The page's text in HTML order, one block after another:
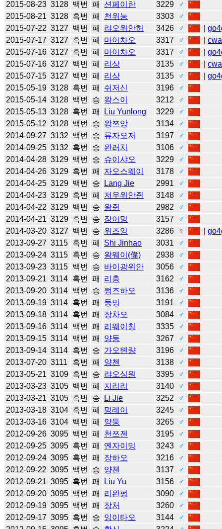
2015-08-23 3128 백번 패 션페이란 3229
♂
2015-08-21 3128 흑번 패 천위눙 3303
♂
2015-07-22 3127 백번 패 랴오위안허 3426 ♂ |
2015-07-17 3127 흑번 패 마이차오 3317 ♂ |cwa
2015-07-16 3127 흑번 패 마이차오 3317 ♂ |
2015-07-16 3127 백번 패 리샹 3135 ♂ |cwa
2015-07-15 3127 백번 패 리샹 3135 ♂ |
2015-05-19 3128 흑번 패 쉬저신 3196
♂
2015-05-14 3128 백번 승 왕스이 3212
♂
2015-05-13 3128 흑번 패 Liu Yunlong 3229
♂
2015-05-12 3128 백번 승 왕쯔앙 3134
♂
2014-09-27 3132 백번 승 류자오저 3197
♂
2014-09-25 3132 흑번 승 완러치 3106
♂
2014-04-28 3129 백번 승 슈이샤오 3229
♂
2014-04-26 3129 흑번 패 자오스웨이 3178
♂
2014-04-25 3129 백번 승 Lang Jie 2991
♂
2014-04-23 3129 흑번 패 저우위안쥔 3148
♂
2014-04-22 3129 백번 승 왕쥔 2982
♂
2014-04-21 3129 흑번 승 장이밍 3157
♂
2014-03-20 3127 백번 승 위즈잉 3286 ♀ |
2013-09-27 3115 흑번 패 Shi Jinhao 3031
♂
2013-09-24 3115 흑번 승 왕웨이(偉) 2938
♂
2013-09-23 3115 백번 승 바이광위안 3056
♂
2013-09-21 3114 흑번 패 리충 3162
♂
2013-09-20 3114 백번 승 쩡즈하오 3136
♂
2013-09-19 3114 흑번 패 둥밍 3191
♂
2013-09-18 3114 흑번 패 장차오 3084
♂
2013-09-16 3114 백번 패 리웨이칭 3335
♂
2013-09-15 3114 백번 패 양둥 3267
♂
2013-09-14 3114 흑번 승 가오톈량 3196
♂
2013-07-20 3111 흑번 패 양첸 3138
♂
2013-05-21 3109 흑번 승 랴오싱원 3395
♂
2013-03-23 3105 백번 패 지리리 3140
♂
2013-03-21 3105 흑번 승 Li Jie 3252
♂
2013-03-18 3104 흑번 패 멍레이 3245
♂
2013-03-16 3104 백번 패 양둥 3265
♂
2012-09-26 3095 백번 패 천쯔젠 3195
♂
2012-09-25 3095 흑번 패 옌자이밍 3243
♂
2012-09-24 3095 흑번 패 장하오 3216
♂
2012-09-22 3095 백번 승 양첸 3137
♂
2012-09-21 3095 흑번 패 Liu Yu 3156
♂
2012-09-20 3095 백번 패 리완펑 3090
♂
2012-09-19 3095 백번 패 장처 3260
♂
2012-09-17 3095 흑번 승 잉이타오 3144
♂